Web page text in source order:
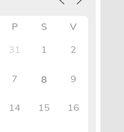
P S
V
31 1 2
7 8 9
14 15 16